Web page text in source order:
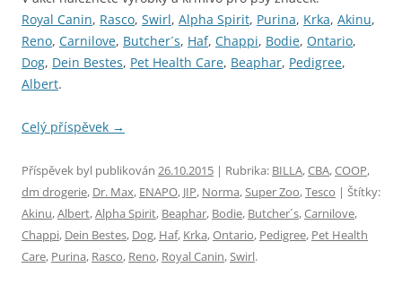
Royal Canin, Rasco, Swirl, Alpha Spirit, Purina, Krka, Akinu,
Reno, Carnilove, Butcher´s, Haf, Chappi, Bodie, Ontario,
Dog, Dein Bestes, Pet Health Care, Beaphar, Pedigree,
Albert.
Celý příspěvek →
Příspěvek byl publikován 26.10.2015 | Rubrika: BILLA,CBA,COOP,
dm drogerie, Dr. Max, ENAPO, JIP, Norma,Super Zoo,Tesco | Štítky:
Akinu,Albert,Alpha Spirit, Beaphar, Bodie, Butcher´s,Carnilove,
Chappi, Dein Bestes, Dog, Haf, Krka,Ontario, Pedigree, Pet Health
Care, Purina, Rasco, Reno, Royal Canin,Swirl.